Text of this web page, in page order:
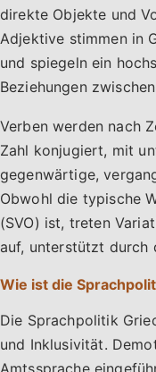
direkte Objekte und
Adjektive stimmen in
und spiegeln ein
Beziehungen
Verben werden nach
Zahl konjugiert, mit
gegenwärtige,
Obwohl die typische
(SVO) ist, treten
auf, unterstützt durch
Wie ist die
Die Sprachpolitik
und Inklusivität.